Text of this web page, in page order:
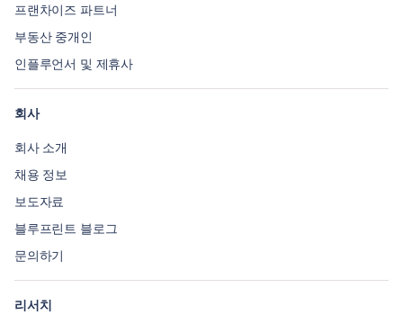
프랜차이즈 파트너
부동산 중개인
인플루언서 및 제휴사
회사
회사 소개
채용 정보
보도자료
블루프린트 블로그
문의하기
리서치